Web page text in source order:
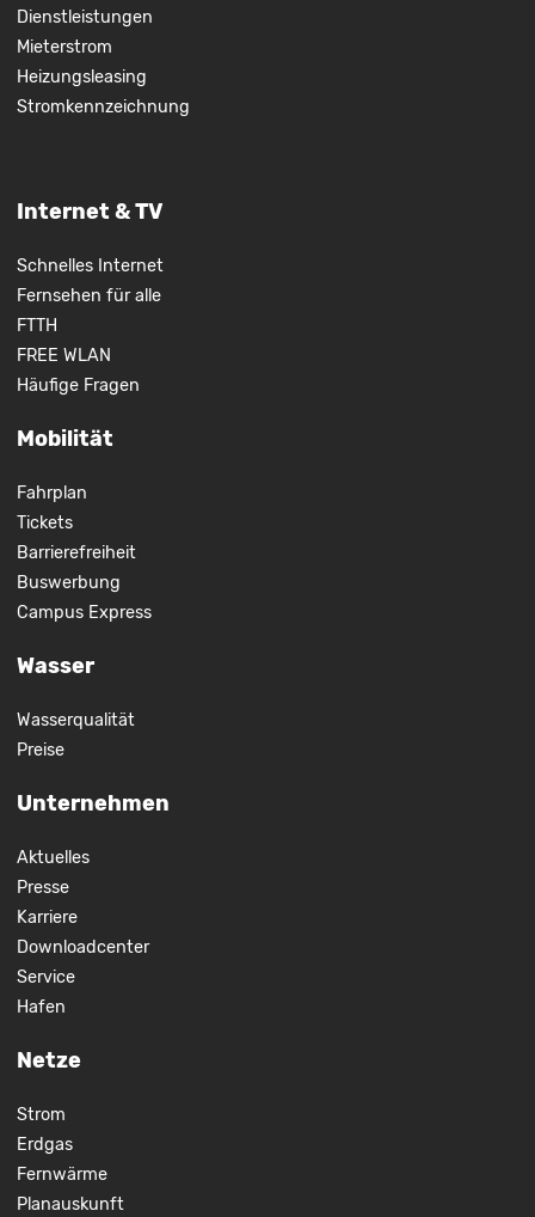
Dienstleistungen
Mieterstrom
Heizungsleasing
Stromkennzeichnung
Internet & TV
Schnelles Internet
Fernsehen für alle
FTTH
FREE WLAN
Häufige Fragen
Mobilität
Fahrplan
Tickets
Barrierefreiheit
Buswerbung
Campus Express
Wasser
Wasserqualität
Preise
Unternehmen
Aktuelles
Presse
Karriere
Downloadcenter
Service
Hafen
Netze
Strom
Erdgas
Fernwärme
Planauskunft